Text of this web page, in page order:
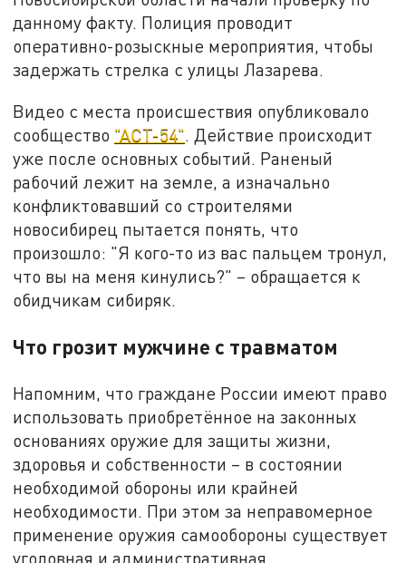
данному факту. Полиция проводит
оперативно-розыскные мероприятия, чтобы
задержать стрелка с улицы Лазарева.
Видео с места происшествия опубликовало
сообщество "АСТ-54". Действие происходит
уже после основных событий. Раненый
рабочий лежит на земле, а изначально
конфликтовавший со строителями
новосибирец пытается понять, что
произошло: "Я кого-то из вас пальцем тронул,
что вы на меня кинулись?" – обращается к
обидчикам сибиряк.
Что грозит мужчине с травматом
Напомним, что граждане России имеют право
использовать приобретённое на законных
основаниях оружие для защиты жизни,
здоровья и собственности – в состоянии
необходимой обороны или крайней
необходимости. При этом за неправомерное
применение оружия самообороны существует
уголовная и административная